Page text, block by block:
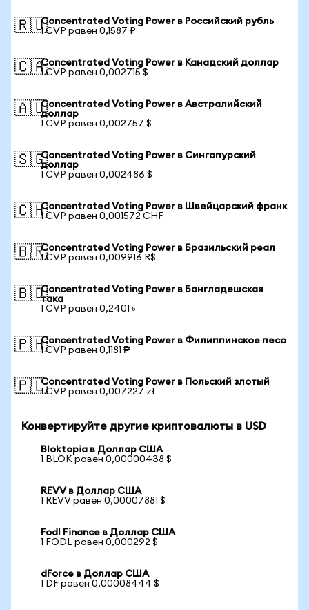
🇷🇺Concentrated Voting Power в Российский рубль
1 CVP равен 0,1587 ₽
🇨🇦Concentrated Voting Power в Канадский доллар
1 CVP равен 0,002715 $
🇦🇺Concentrated Voting Power в Австралийский
доллар
1 CVP равен 0,002757 $
🇸🇬Concentrated Voting Power в Сингапурский
доллар
1 CVP равен 0,002486 $
🇨🇭Concentrated Voting Power в Швейцарский франк
1 CVP равен 0,001572 CHF
🇧🇷Concentrated Voting Power в Бразильский реал
1 CVP равен 0,009916 R$
🇧🇩Concentrated Voting Power в Бангладешская
така
1 CVP равен 0,2401 ৳
🇵🇭Concentrated Voting Power в Филиппинское песо
1 CVP равен 0,1181 ₱
🇵🇱Concentrated Voting Power в Польский злотый
1 CVP равен 0,007227 zł
Конвертируйте другие криптовалюты в USD
Bloktopia в Доллар США
1 BLOK равен 0,00000438 $
REVV в Доллар США
1 REVV равен 0,00007881 $
Fodl Finance в Доллар США
1 FODL равен 0,000292 $
dForce в Доллар США
1 DF равен 0,00008444 $